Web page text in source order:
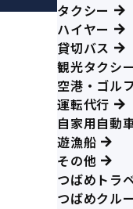
タクシー
ハイヤー
貸切バス
観光タクシ
空港・ゴル
運転代行
自家用自動
遊漁船
その他
つばめトラ
つばめクル